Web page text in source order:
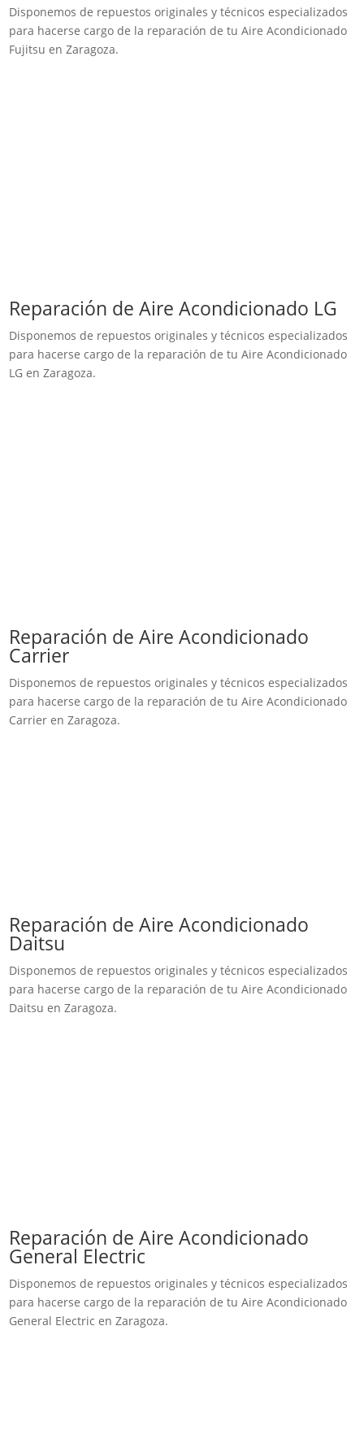
Disponemos de repuestos originales y técnicos especializados
para hacerse cargo de la reparación de tu Aire Acondicionado
Fujitsu en Zaragoza.
Reparación de Aire Acondicionado LG
Disponemos de repuestos originales y técnicos especializados
para hacerse cargo de la reparación de tu Aire Acondicionado
LG en Zaragoza.
Reparación de Aire Acondicionado
Carrier
Disponemos de repuestos originales y técnicos especializados
para hacerse cargo de la reparación de tu Aire Acondicionado
Carrier en Zaragoza.
Reparación de Aire Acondicionado
Daitsu
Disponemos de repuestos originales y técnicos especializados
para hacerse cargo de la reparación de tu Aire Acondicionado
Daitsu en Zaragoza.
Reparación de Aire Acondicionado
General Electric
Disponemos de repuestos originales y técnicos especializados
para hacerse cargo de la reparación de tu Aire Acondicionado
General Electric en Zaragoza.